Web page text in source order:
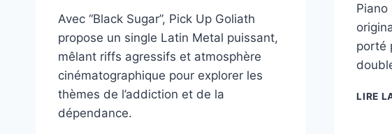
Avec “Black Sugar”, Pick Up Goliath
propose un single Latin Metal puissant,
mêlant riffs agressifs et atmosphère
cinématographique pour explorer les
thèmes de l’addiction et de la
dépendance.
Piano
porté
LIRE